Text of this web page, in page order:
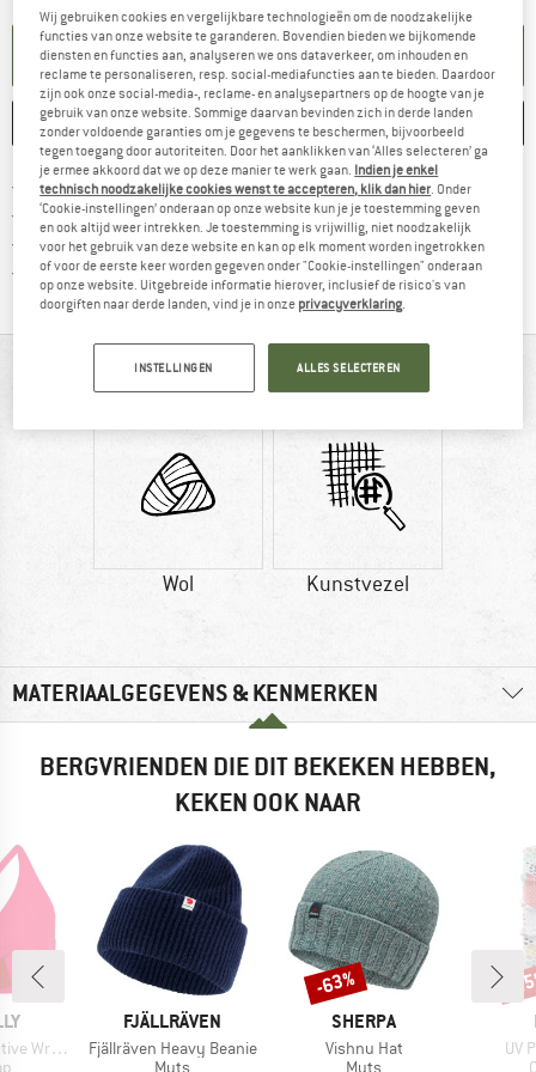
KENNISGEVING AANMAKEN
ONTHOUDEN VERGELIJKEN
Gratis verzending vanaf € 69 (NL)Vind hier de
100 dagen bedenktijdVind de betalingsinformatie hier!
> 4.000.000 tevreden klanten
Alle artikelen in voorraad
IN EEN OOGOPSLAG
Wol Kunstvezel
MATERIAALGEGEVENS & KENMERKEN
BERGVRIENDEN DIE DIT BEKEKEN HEBBEN,
KEKEN OOK NAAR
F Cup Bra
MERK
FJÄLLRÄVEN
Artikel
Fjällräven Heavy Beanie
Productgroep
Muts
MERK
SHERPA
Artikel
Vishnu Hat
Productgroep
Muts
Korting
-63%
UV
-
Wij gebruiken cookies en vergelijkbare technologieën om de noodzakelijke
functies van onze website te garanderen. Bovendien bieden we bijkomende
diensten en functies aan, analyseren we ons dataverkeer, om inhouden en
reclame te personaliseren, resp. social-mediafuncties aan te bieden. Daardoor
zijn ook onze social-media-, reclame- en analysepartners op de hoogte van je
gebruik van onze website. Sommige daarvan bevinden zich in derde landen
zonder voldoende garanties om je gegevens te beschermen, bijvoorbeeld
tegen toegang door autoriteiten. Door het aanklikken van ‘Alles selecteren’ ga
je ermee akkoord dat we op deze manier te werk gaan. Indien je enkel
technisch noodzakelijke cookies wenst te accepteren, klik dan hier . Onder
‘Cookie-instellingen’ onderaan op onze website kun je je toestemming geven
en ook altijd weer intrekken. Je toestemming is vrijwillig, niet noodzakelijk
voor het gebruik van deze website en kan op elk moment worden ingetrokken
of voor de eerste keer worden gegeven onder "Cookie-instellingen" onderaan
op onze website. Uitgebreide informatie hierover, inclusief de risico's van
doorgiften naar derde landen, vind je in onze privacyverklaring
INSTELLINGEN ALLES SELECTEREN